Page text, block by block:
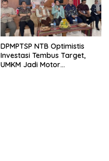
DPMPTSP NTB Optimistis
Investasi Tembus Target,
UMKM Jadi Motor